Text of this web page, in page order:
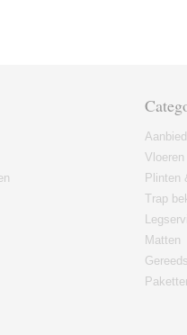
Vloeren
Plinten
Trap
Matten